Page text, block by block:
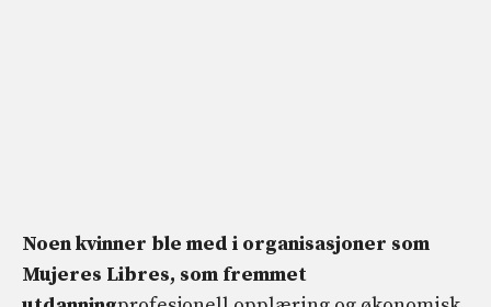
Noen kvinner ble med i organisasjoner som
Mujeres Libres, som fremmet